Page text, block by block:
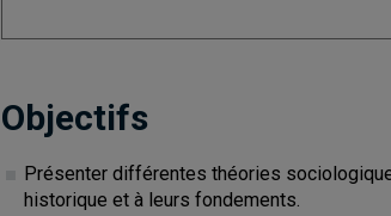
Objectifs
Présenter différentes théories
historique et à leurs fondements.